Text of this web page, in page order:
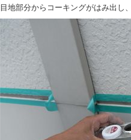
目地部分からコーキングがはみ出し